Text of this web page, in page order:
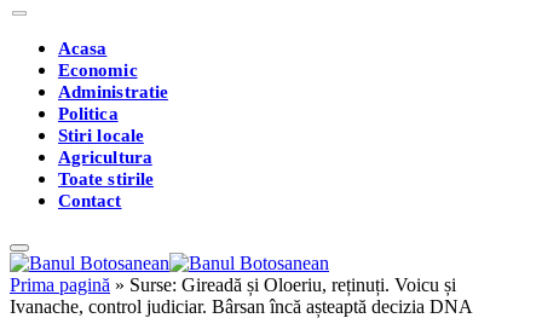
Acasa
Economic
Administratie
Politica
Stiri locale
Agricultura
Toate stirile
Contact
Prima pagină » Surse: Gireadă și Oloeriu, reținuți. Voicu și
Ivanache, control judiciar. Bârsan încă așteaptă decizia DNA